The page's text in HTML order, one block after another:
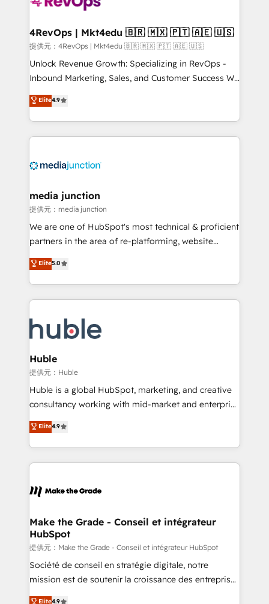
explore whether S2 is the partner you’ve been
looking for...and get your next big initiative moving!
4RevOps | Mkt4edu 🇧🇷 🇲🇽 🇵🇹 🇦🇪 🇺🇸
提供元：4RevOps | Mkt4edu 🇧🇷 🇲🇽 🇵🇹 🇦🇪 🇺🇸
Unlock Revenue Growth: Specializing in RevOps -
Inbound Marketing, Sales, and Customer Success We
specialize in driving revenue growth for companies
across industries through tailored marketing, sales,
and customer success strategies, utilizing RevOps
methodologies. As Latin America's largest HubSpot
offer unparalleled insights. Operating in five
Mexico, USA, and Portugal—we've executed over a
hundred successful operations. Our approach,
rooted in RevOps principles, integrates analysis,
training, planning, and qualification. Leveraging
inbound marketing tactics, we focus on
understanding, nurturing, and converting leads.
competitive market.
Elite4.9
media junction
提供元：media junction
We are one of HubSpot's most technical & proficient
partners in the area of re-platforming, website
design & development. We specialize in multi-hub
implementations for mid-market & enterprise
companies. We are woman-owned, powered by
coffee, and we ❤️ dogs. We produce award-winning
Impact Award 🏆2022 Technical Expertise Impact
Award 🏆2022 Platform Migration Excellence Impact
Award 🏆2020 Elite Solutions Partner 🏆2019
Integrations HubSpot Impact Award 🏆2019
Marketing Enablement HubSpot Impact Award 🏆
2018 Website Design HubSpot Impact Award 🏆2017
Growth-Driven Design Agency of the Year 🏆2016
Sales Enablement HubSpot Impact Award 🏆2015
HubSpot COS Performance Award 🏆2014 HubSpot
COS Design Award 🏆2013 HubSpot Marketplace
Partner 📆Founded in 1997
Elite5.0
Huble
提供元：Huble
Huble is a global HubSpot, marketing, and creative
consultancy working with mid-market and enterprise
businesses. We go beyond implementation, shaping
the strategy, processes, and teams that turn
HubSpot into a genuine growth engine. Named
HubSpot's Global Partner of the Year in 2024,
worldwide, and with over 15 years in the ecosystem,
One company, one operating model, delivering
across offices and consulting teams in the UK, USA,
Canada, Germany, France, Belgium, Singapore, and
South Africa. Certified compliant with ISO/IEC
27001:2022 and ISO 9001:2015 across all seven
Elite4.9
Make the Grade - Conseil et intégrateur
HubSpot
提供元：Make the Grade - Conseil et intégrateur HubSpot
Société de conseil en stratégie digitale, notre
mission est de soutenir la croissance des entreprises
B2B à travers l’acquisition de nouveaux clients,
Elite4.9